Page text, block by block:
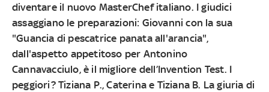
diventare il nuovo MasterChef italiano. I giudici
assaggiano le preparazioni: Giovanni con la sua
"Guancia di pescatrice panata all'arancia",
dall'aspetto appetitoso per Antonino
Cannavacciulo, è il migliore dell’Invention Test. I
peggiori? Tiziana P., Caterina e Tiziana B. La giuria di